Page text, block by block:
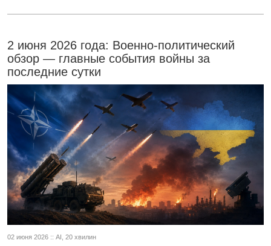
2 июня 2026 года: Военно-политический
обзор — главные события войны за
последние сутки
02 июня 2026 :: AI, 20 хвилин